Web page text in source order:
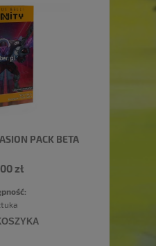
PACK BETA
zł